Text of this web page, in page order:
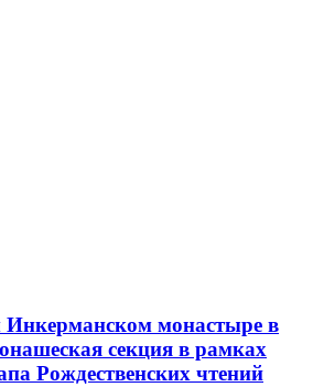
монастыре в
секция в рамках
Рождественских чтений